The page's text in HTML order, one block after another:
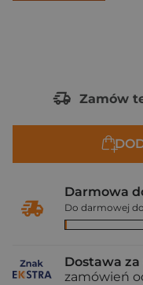
Zamów
Darmowa
Do darmowej
Dostawa za
zamówień